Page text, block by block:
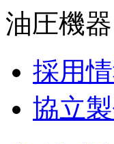
油圧機
採用
協立